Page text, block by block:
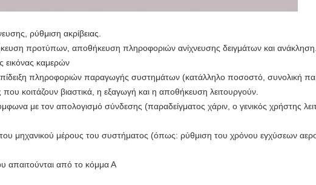
ρύθμιση ακρίβειας.
προτύπων, αποθήκευση πληροφοριών ανίχνευσης δειγμάτων και
εικόνας καμερών
πληροφοριών παραγωγής συστημάτων (κατάλληλο ποσοστό, συνολική
κοιτάζουν βιαστικά, η εξαγωγή και η αποθήκευση λειτουργούν.
με τον απολογισμό σύνδεσης (παραδείγματος χάριν, ο γενικός χρήστης
του μηχανικού μέρους του συστήματος (όπως: ρύθμιση του χρόνου εγχύσεων
απαιτούνται από το κόμμα Α